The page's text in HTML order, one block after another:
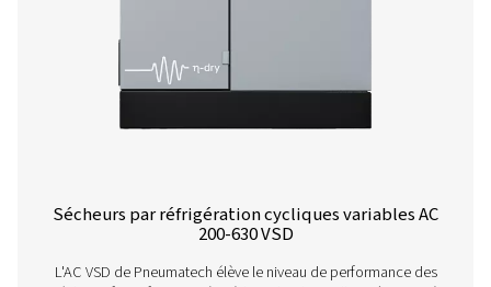
séchage par réfrigération efficace et fiable, conçue
consommation d'énergie et garantir des performances